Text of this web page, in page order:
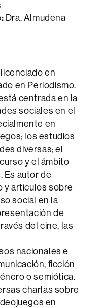
Dra. Almudena
en
en Periodismo.
centrada en la
sociales en el
en
los estudios
diversas; el
y el ámbito
Es autor de
y artículos sobre
social en la
de
del cine, las
nacionales e
ficción
o semiótica.
charlas sobre
en